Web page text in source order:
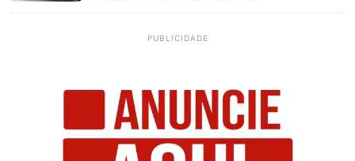
PUBLICIDADE